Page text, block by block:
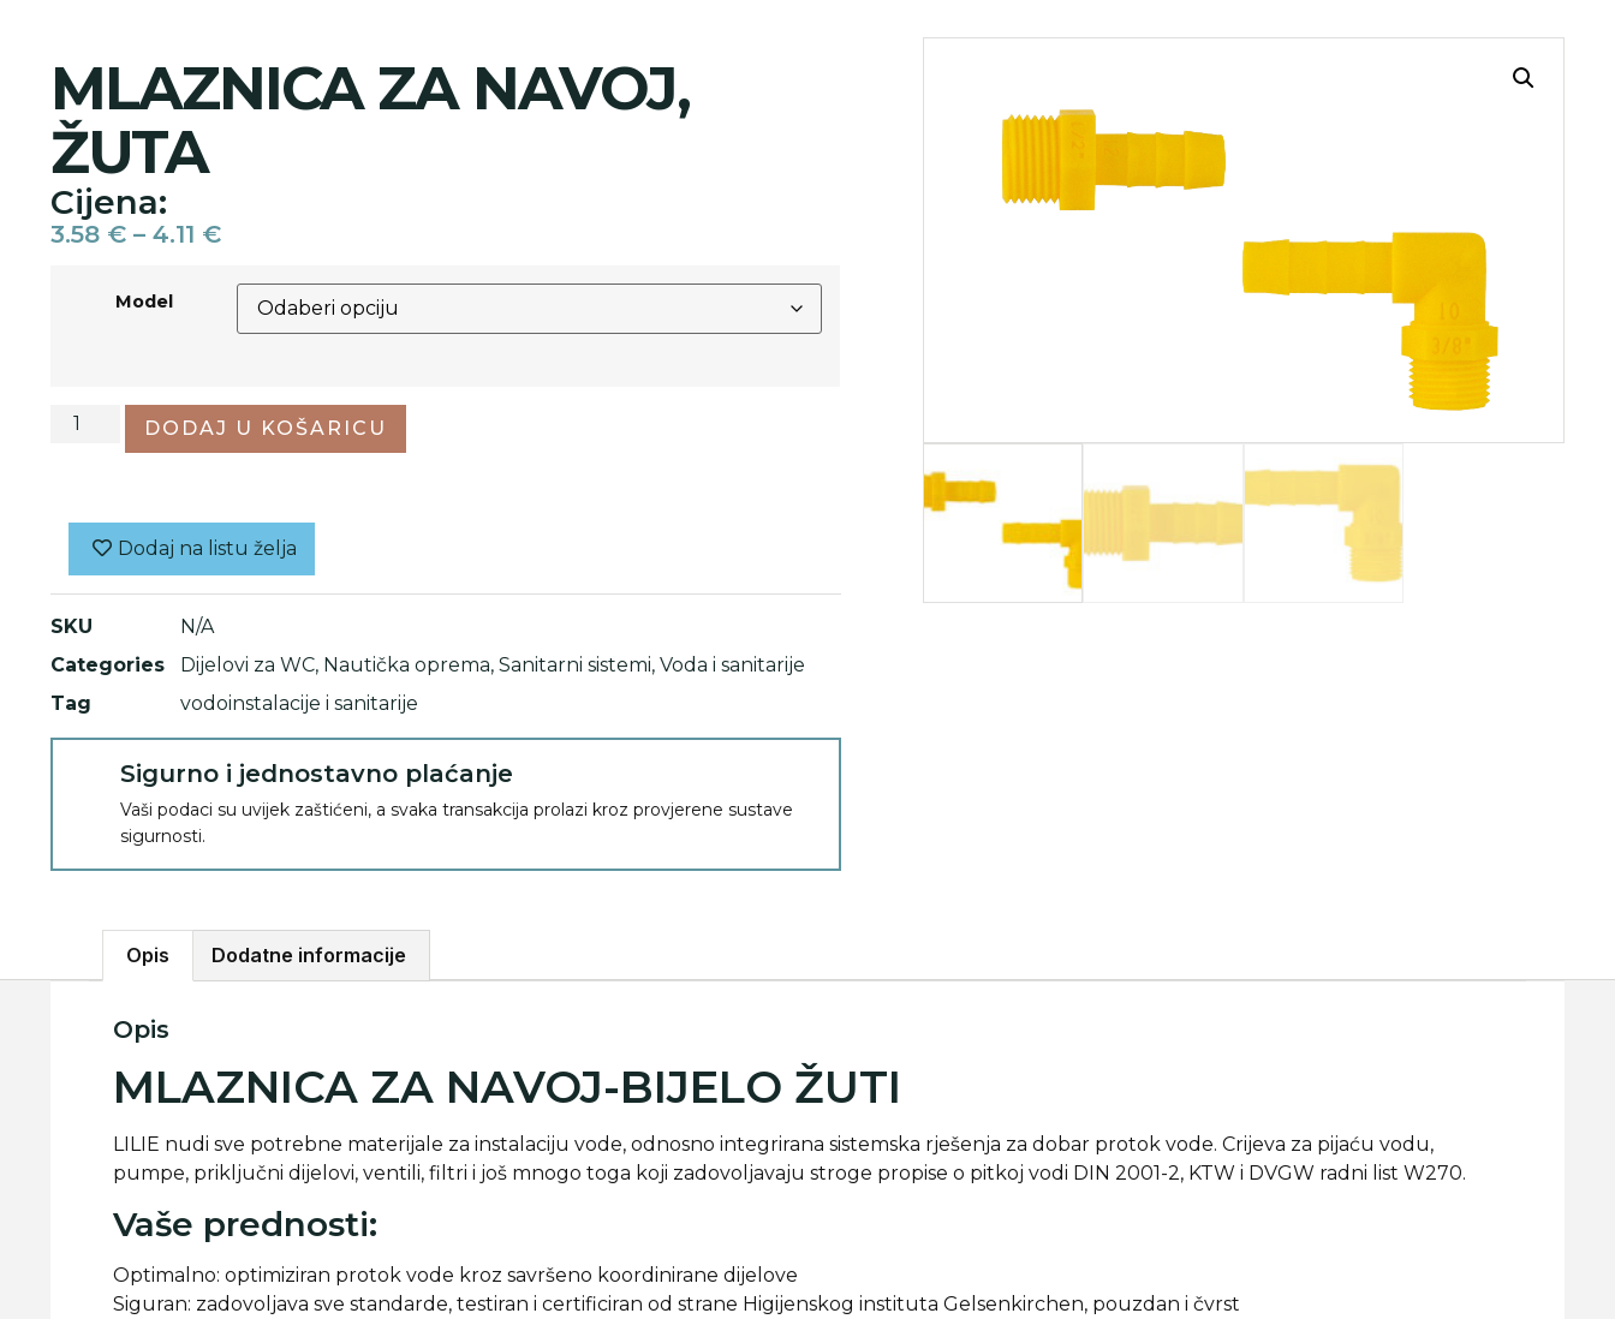
MLAZNICA ZA NAVOJ,
ŽUTA
Cijena:
3.58 € – 4.11 €
Model
DODAJ U KOŠARICU
Dodaj na listu želja
SKU
N/A
Categories
Dijelovi za WC, Nautička oprema, Sanitarni sistemi, Voda i sanitarije
Tag
vodoinstalacije i sanitarije
Sigurno i jednostavno plaćanje
Vaši podaci su uvijek zaštićeni, a svaka transakcija prolazi kroz provjerene sustave
sigurnosti.
Opis Dodatne informacije
Opis
MLAZNICA ZA NAVOJ-BIJELO ŽUTI
LILIE nudi sve potrebne materijale za instalaciju vode, odnosno integrirana sistemska rješenja za dobar protok vode. Crijeva za pijaću vodu,
pumpe, priključni dijelovi, ventili, filtri i još mnogo toga koji zadovoljavaju stroge propise o pitkoj vodi DIN 2001-2, KTW i DVGW radni list W270.
Vaše prednosti:
Optimalno: optimiziran protok vode kroz savršeno koordinirane dijelove
Siguran: zadovoljava sve standarde, testiran i certificiran od strane Higijenskog instituta Gelsenkirchen, pouzdan i čvrst